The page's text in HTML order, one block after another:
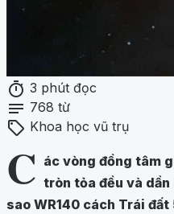
timer 3 phút đọc
notes 768 từ
sell Khoa học vũ trụ
C ác vòng đồng tâm
tròn tỏa đều và
sao WR140 cách Trái